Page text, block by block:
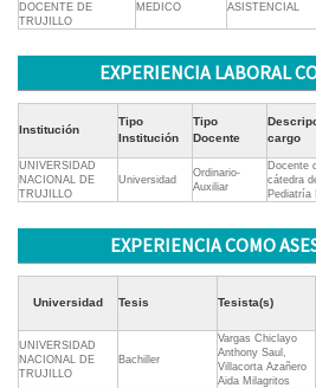
DOCENTE DE
TRUJILLO
MEDICO ASISTENCIAL
EXPERIENCIA LABORAL
Institución
Tipo
Institución
Tipo
Docente
cargo
UNIVERSIDAD
NACIONAL DE
TRUJILLO
Universidad
Ordinario-
Auxiliar
Docente
cátedra
Pediatría I
EXPERIENCIA COMO
Universidad Tesis Tesista(s)
UNIVERSIDAD
NACIONAL DE
TRUJILLO
Bachiller
Vargas Chiclayo
Anthony Saul,
Villacorta Azañero
Aida Milagritos